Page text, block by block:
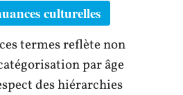
culturelles
termes reflète non
par âge
des hiérarchies